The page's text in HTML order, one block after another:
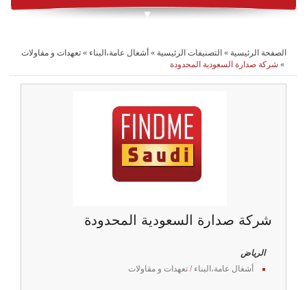
الصفحة الرئيسية » التصنيفات الرئيسية » أشغال عامة،البناء » تعهدات و مقاولات
» شركة صدارة السعودية المحدودة
شركة صدارة السعودية المحدودة
الرياض
أشغال عامة،البناء / تعهدات و مقاولات